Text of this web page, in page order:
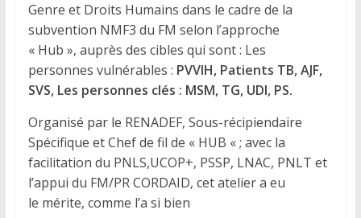
Genre et Droits Humains dans le cadre de la
subvention NMF3 du FM selon l’approche
« Hub », auprès des cibles qui sont : Les
personnes vulnérables : PVVIH, Patients TB,AJF,
SVS, Les personnes clés : MSM, TG, UDI, PS.
Organisé par le RENADEF, Sous-récipiendaire
Spécifique et Chef de fil de « HUB « ; avec la
facilitation du PNLS,UCOP+, PSSP, LNAC, PNLT et
l’appui du FM/PR CORDAID, cet atelier a eu
le mérite, comme l’a si bien